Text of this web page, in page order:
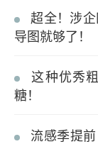
超全！涉
导图就够了！
这种优秀
糖！
流感季提